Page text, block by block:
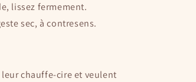
lissez fermement.
sec, à contresens.
chauffe-cire et veulent